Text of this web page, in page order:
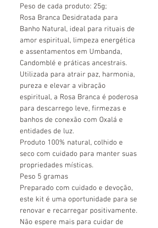
Peso de cada produto: 25g;
Rosa Branca Desidratada para
Banho Natural, ideal para rituais de
amor espiritual, limpeza energética
e assentamentos em Umbanda,
Candomblé e práticas ancestrais.
Utilizada para atrair paz, harmonia,
pureza e elevar a vibração
espiritual, a Rosa Branca é poderosa
para descarrego leve, firmezas e
banhos de conexão com Oxalá e
entidades de luz.
Produto 100% natural, colhido e
seco com cuidado para manter suas
propriedades místicas.
Peso 5 gramas
Preparado com cuidado e devoção,
este kit é uma oportunidade para se
renovar e recarregar positivamente.
Não espere mais para cuidar de